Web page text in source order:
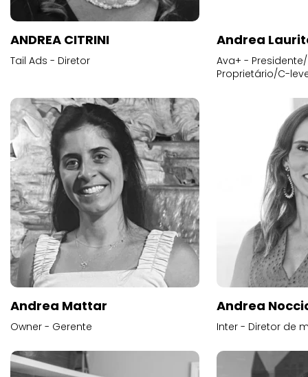
ANDREA CITRINI
Tail Ads - Diretor
Andrea
Ava+ -
Proprietário/C-
Andrea Mattar
Owner - Gerente
Andrea
Inter - Diretor de